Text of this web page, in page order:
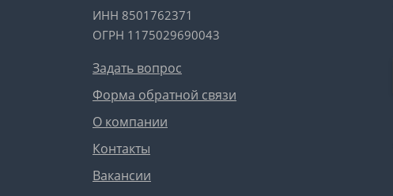
ИНН 8501762371
ОГРН 1175029690043
Задать вопрос
Форма обратной связи
О компании
Контакты
Вакансии